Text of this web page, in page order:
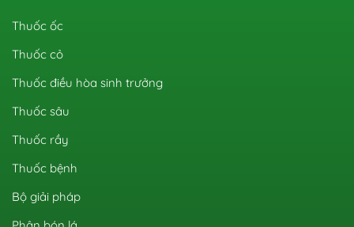
Thuốc ốc
Thuốc cỏ
Thuốc điều hòa sinh trưởng
Thuốc sâu
Thuốc rầy
Thuốc bệnh
Bộ giải pháp